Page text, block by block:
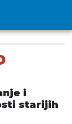
i
starijih